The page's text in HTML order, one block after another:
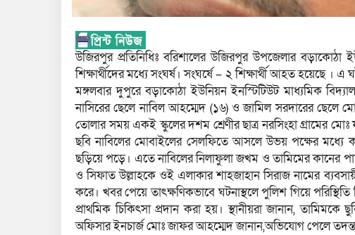
উজিরপুর প্রতিনিধিঃ বরিশালের উজিরপুর উপজেলার বড়াকোঠা
শিক্ষার্থীদের মধ্যে সংঘর্ষ। সংঘর্ষে – ২ শিক্ষার্থী আহত হয়েছে
মঙ্গলবার দুপুরে বড়াকোঠা ইউনিয়ন ইনস্টিটিউট মাধ্যমিক
নাসিরের ছেলে নাবিল আহম্মেদ (১৬) ও জামিল সরদারের ছেলে
তোলার সময় একই স্কুলের দশম শ্রেণীর ছাত্র নরসিংহা গ্রামের
ছবি নাবিলের মোবাইলের সেলফিতে আসলে উভয় পক্ষের মধ্যে
ছড়িয়ে পড়ে। এতে নাবিলের নিলাফুলা জখম ও তামিমের কানের
ও সিফাত উল্লাহকে ওই এলাকার শাহজাহান সিরাজ নামের
করে। খবর পেয়ে তাৎক্ষণিকভাবে ঘটনাস্থলে পুলিশ গিয়ে
প্রাথমিক চিকিৎসা প্রদান করা হয়। স্থানীয়রা জানান,
অফিসার ইনচার্জ মোঃ জাফর আহম্মেদ জানান,অভিযোগ পেলে তদন্ত